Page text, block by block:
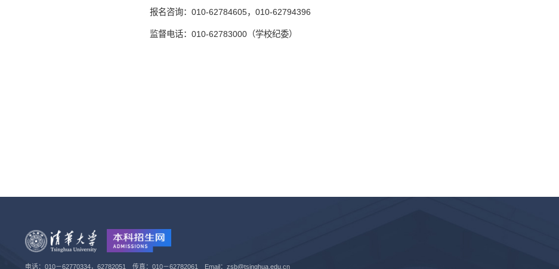
报名咨询：010-62784605，010-62794396
监督电话：010-62783000（学校纪委）
电话：010－62770334，62782051 传真：010－62782061 Email：zsb@tsinghua.edu.cn